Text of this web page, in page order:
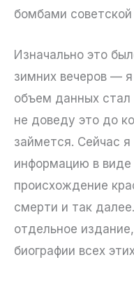
бомбами советской
Изначально это
зимних вечеров —
объем данных стал
не доведу это до
займется. Сейчас
информацию в виде
происхождение
смерти и так
отдельное
биографии всех